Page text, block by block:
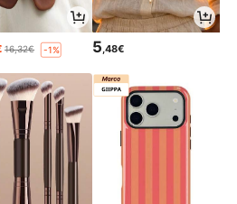
16,32€ -1% 5,48€